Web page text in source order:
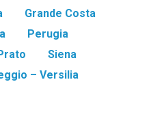
Grande Costa
Perugia
Siena
– Versilia